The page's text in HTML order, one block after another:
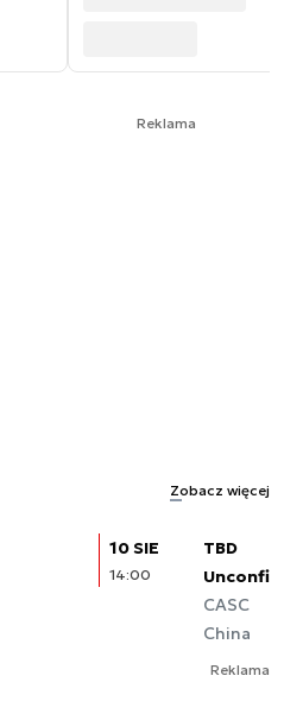
Reklama
Zobacz więcej
10 SIE
14:00
TBD
CASC
China
Reklama